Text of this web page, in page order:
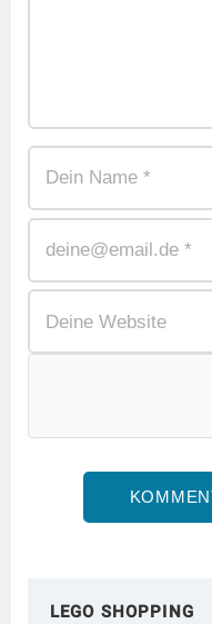
LEGO SHOPPING